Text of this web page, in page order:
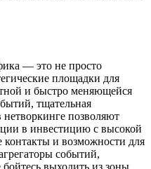
— это не просто
площадки для
и быстро меняющейся
тщательная
нетворкинге позволяют
в инвестицию с высокой
контакты и возможности для
событий,
бойтесь выходить из зоны